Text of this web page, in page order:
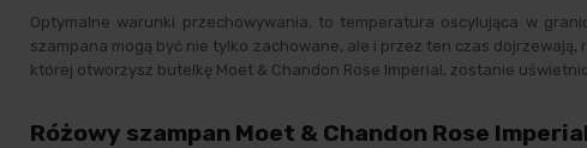
Optymalne warunki przechowywania, to temperatura oscylująca w
szampana mogą być nie tylko zachowane, ale i przez ten czas
której otworzysz butelkę Moet & Chandon Rose Imperial, zostanie
Różowy szampan Moet & Chandon Rose Imperial